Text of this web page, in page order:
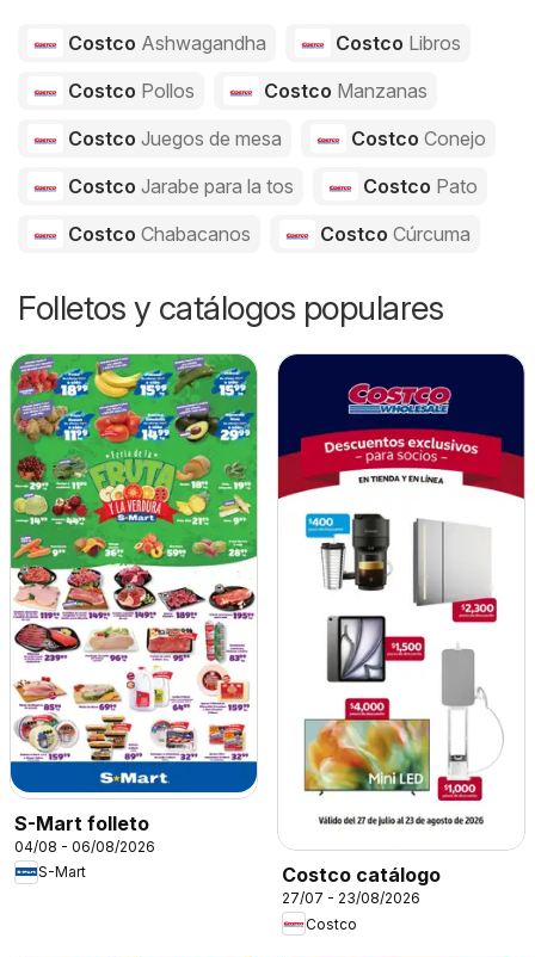
Costco Ashwagandha Costco Libros
Costco Pollos Costco Manzanas
Costco Juegos de mesa Costco Conejo
Costco Jarabe para la tos Costco Pato
Costco Chabacanos Costco Cúrcuma
Folletos y catálogos populares
S-Mart folleto
04/08 - 06/08/2026
S-Mart
Costco catálogo
27/07 - 23/08/2026
Costco